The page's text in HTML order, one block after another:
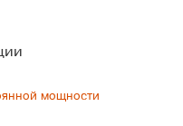
мощности